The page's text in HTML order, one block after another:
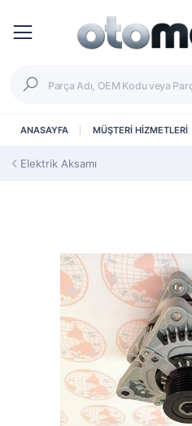
ANASAYFA MÜŞTERİ HİZMETLERİ
Elektrik Aksamı